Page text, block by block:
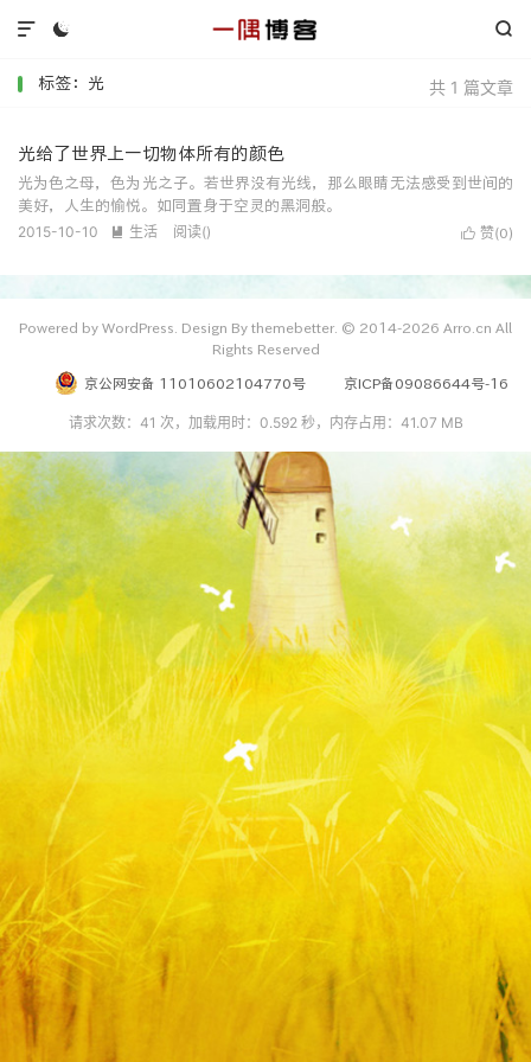
 

共 1 篇文章
标签：光
光给了世界上一切物体所有的颜色
光为色之母，色为光之子。若世界没有光线，那么眼睛无法感受到世间的
美好，人生的愉悦。如同置身于空灵的黑洞般。
 赞(0)
2015-10-10  生活 阅读()
Powered by WordPress. Design By themebetter. © 2014-2026 Arro.cn All
Rights Reserved
京公网安备 11010602104770号 京ICP备09086644号-16
请求次数：41 次，加载用时：0.592 秒，内存占用：41.07 MB